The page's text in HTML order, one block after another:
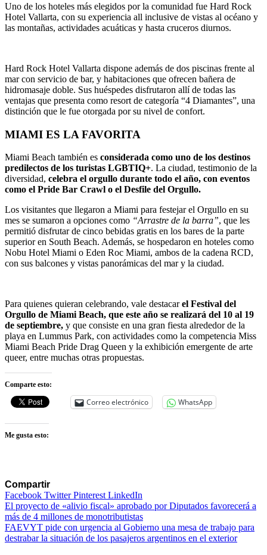
Uno de los hoteles más elegidos por la comunidad fue Hard Rock
Hotel Vallarta, con su experiencia all inclusive de vistas al océano y
las montañas, actividades acuáticas y hasta cruceros diurnos.
Hard Rock Hotel Vallarta dispone además de dos piscinas frente al
mar con servicio de bar, y habitaciones que ofrecen bañera de
hidromasaje doble. Sus huéspedes disfrutaron allí de todas las
ventajas que presenta como resort de categoría “4 Diamantes”, una
distinción que le fue otorgada por su nivel de confort.
MIAMI ES LA FAVORITA
Miami Beach también es considerada como uno de los destinos
predilectos de los turistas LGBTIQ+. La ciudad, testimonio de la
diversidad, celebra el orgullo durante todo el año, con eventos
como el Pride Bar Crawl o el Desfile del Orgullo.
Los visitantes que llegaron a Miami para festejar el Orgullo en su
mes se sumaron a opciones como “Arrastre de la barra”, que les
permitió disfrutar de cinco bebidas gratis en los bares de la parte
superior en South Beach. Además, se hospedaron en hoteles como
Nobu Hotel Miami o Eden Roc Miami, ambos de la cadena RCD,
con sus balcones y vistas panorámicas del mar y la ciudad.
Para quienes quieran celebrando, vale destacarel Festival del
Orgullo de Miami Beach, que este año se realizará del 10 al 19
de septiembre, y que consiste en una gran fiesta alrededor de la
playa en Lummus Park, con actividades como la competencia Miss
Miami Beach Pride Drag Queen y la exhibición emergente de arte
queer, entre muchas otras propuestas.
Comparte esto:
Correo electrónico WhatsApp
Me gusta esto:
Compartir
Facebook TwitterPinterestLinkedIn
Navegación
de
entradas
El proyecto de «alivio fiscal» aprobado por Diputados favorecerá a
más de 4 millones de monotributistas
FAEVYT pide con urgencia al Gobierno una mesa de trabajo para
destrabar la situación de los pasajeros argentinos en el exterior